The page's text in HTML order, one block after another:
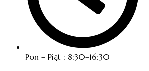
Pon – Piąt : 8:30–16:30